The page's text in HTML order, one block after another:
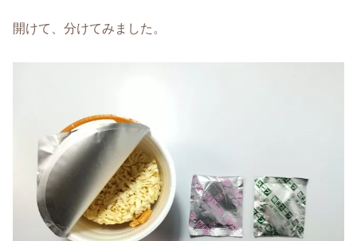
開けて、分けてみました。